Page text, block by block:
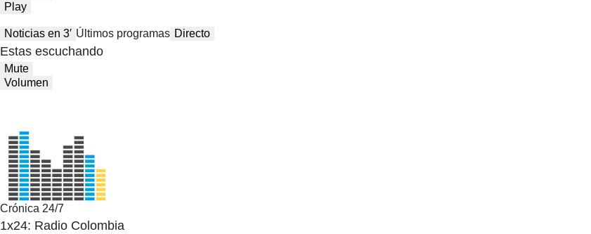
Play
Noticias en 3′ Últimos programas Directo
Estas escuchando
Mute
Volumen
Crónica 24/7
1x24: Radio Colombia